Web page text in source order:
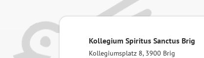
Kollegium Spiritus Sanctus Brig
Kollegiumsplatz 8, 3900 Brig